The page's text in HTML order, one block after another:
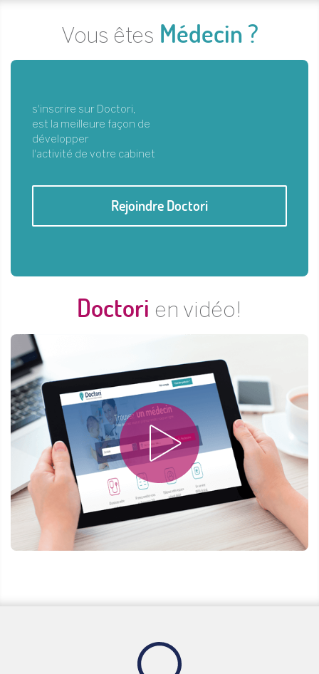
Vous êtes Médecin ?
s'inscrire sur Doctori,
est la meilleure façon de
développer
l'activité de votre cabinet
Rejoindre Doctori
Doctori en vidéo!